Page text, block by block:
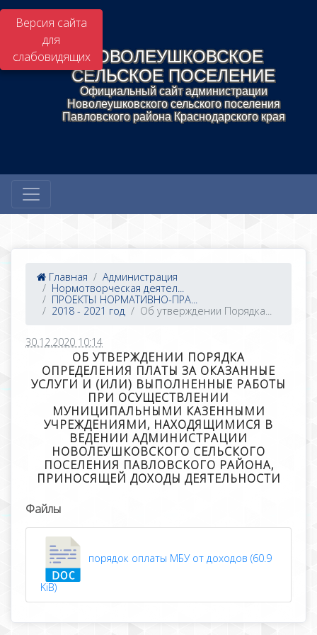
Версия сайта
для
слабовидящихНОВОЛЕУШКОВСКОЕ
СЕЛЬСКОЕ ПОСЕЛЕНИЕ
Официальный сайт администрации
Новолеушковского сельского поселения
Павловского района Краснодарского края
Главная
Администрация
Нормотворческая деятел...
ПРОЕКТЫ НОРМАТИВНО-ПРА...
2018 - 2021 год
Об утверждении Порядка...
30.12.2020 10:14
ОБ УТВЕРЖДЕНИИ ПОРЯДКА
ОПРЕДЕЛЕНИЯ ПЛАТЫ ЗА ОКАЗАННЫЕ
УСЛУГИ И (ИЛИ) ВЫПОЛНЕННЫЕ РАБОТЫ
ПРИ ОСУЩЕСТВЛЕНИИ
МУНИЦИПАЛЬНЫМИ КАЗЕННЫМИ
УЧРЕЖДЕНИЯМИ, НАХОДЯЩИМИСЯ В
ВЕДЕНИИ АДМИНИСТРАЦИИ
НОВОЛЕУШКОВСКОГО СЕЛЬСКОГО
ПОСЕЛЕНИЯ ПАВЛОВСКОГО РАЙОНА,
ПРИНОСЯЩЕЙ ДОХОДЫ ДЕЯТЕЛЬНОСТИ
Файлы
порядок оплаты МБУ от доходов (60.9
KiB)